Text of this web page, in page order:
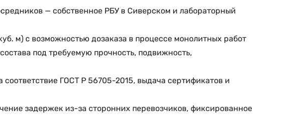
— собственное РБУ в Сиверском и лабораторный
м) с возможностью дозаказа в процессе монолитных работ
под требуемую прочность, подвижность,
ГОСТ Р 56705-2015, выдача сертификатов и
задержек из-за сторонних перевозчиков, фиксированное